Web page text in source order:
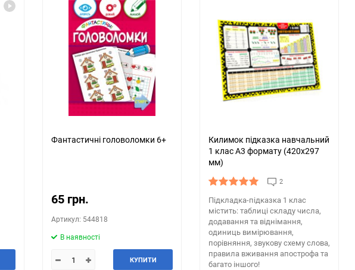
Фантастичні головоломки 6+
65 грн.
Артикул: 544818
В наявності
КУПИТИ
Килимок підказка навчальний
1 клас А3 формату (420х297
мм)
2
Підкладка-підказка 1 клас
містить: таблиці складу числа,
додавання та віднімання,
одиниць вимірювання,
порівняння, звукову схему слова,
правила вживання апострофа та
багато іншого!